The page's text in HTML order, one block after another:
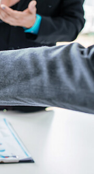
beleuchten.